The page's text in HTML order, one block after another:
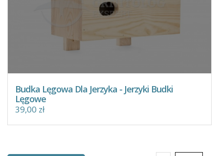
Budka Lęgowa Dla Jerzyka - Jerzyki Budki
Lęgowe
39,00 zł